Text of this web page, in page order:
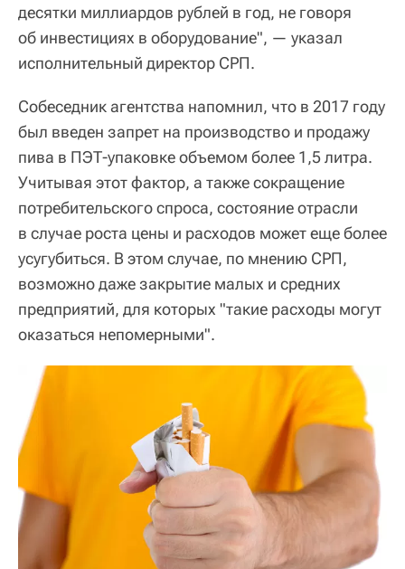
десятки миллиардов рублей в год, не говоря
об инвестициях в оборудование", — указал
исполнительный директор СРП.
Собеседник агентства напомнил, что в 2017 году
был введен запрет на производство и продажу
пива в ПЭТ-упаковке объемом более 1,5 литра.
Учитывая этот фактор, а также сокращение
потребительского спроса, состояние отрасли
в случае роста цены и расходов может еще более
усугубиться. В этом случае, по мнению СРП,
возможно даже закрытие малых и средних
предприятий, для которых "такие расходы могут
оказаться непомерными".